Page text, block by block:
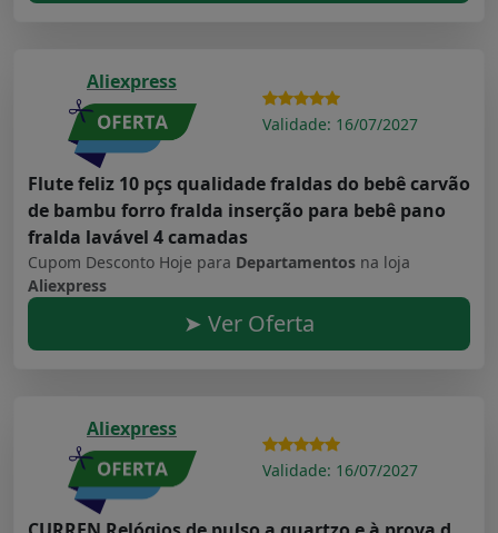
Aliexpress
Validade: 16/07/2027
Flute feliz 10 pçs qualidade fraldas do bebê carvão
de bambu forro fralda inserção para bebê pano
fralda lavável 4 camadas
Cupom Desconto Hoje para Departamentos na loja
Aliexpress
➤ Ver Oferta
Aliexpress
Validade: 16/07/2027